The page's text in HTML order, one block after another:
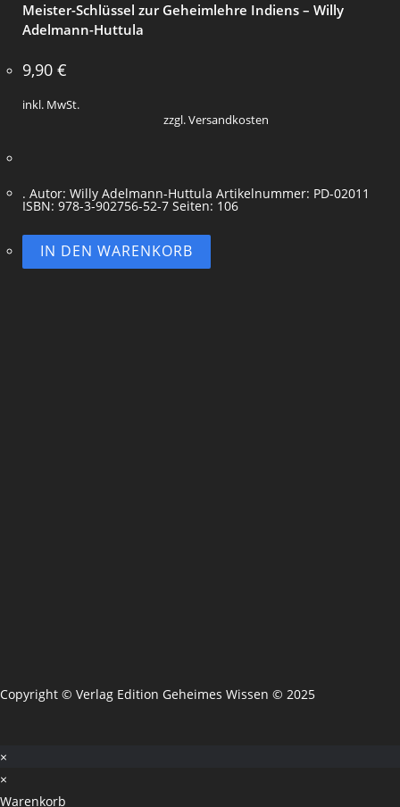
Meister-Schlüssel zur Geheimlehre Indiens – Willy
Adelmann-Huttula
9,90 €
inkl. MwSt.
zzgl. Versandkosten
. Autor: Willy Adelmann-Huttula Artikelnummer: PD-02011
ISBN: 978-3-902756-52-7 Seiten: 106
IN DEN WARENKORB
Copyright © Verlag Edition Geheimes Wissen © 2025
×
×
Warenkorb